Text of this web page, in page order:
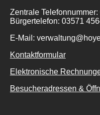
Zentrale
Bürgertelefon: 03571
E-Mail:
Kontaktformular
Elektronische
Besucheradressen &